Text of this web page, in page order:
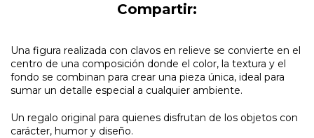
Compartir:
Una figura realizada con clavos en relieve se convierte en el
centro de una composición donde el color, la textura y el
fondo se combinan para crear una pieza única, ideal para
sumar un detalle especial a cualquier ambiente.
Un regalo original para quienes disfrutan de los objetos con
carácter, humor y diseño.